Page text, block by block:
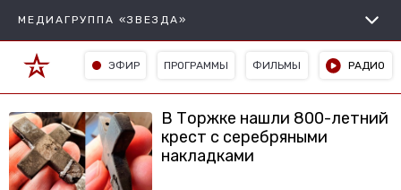
МЕДИАГРУППА «ЗВЕЗДА»
ЭФИР ПРОГРАММЫ ФИЛЬМЫ РАДИО
В Торжке нашли 800-летний
крест с серебряными
накладками